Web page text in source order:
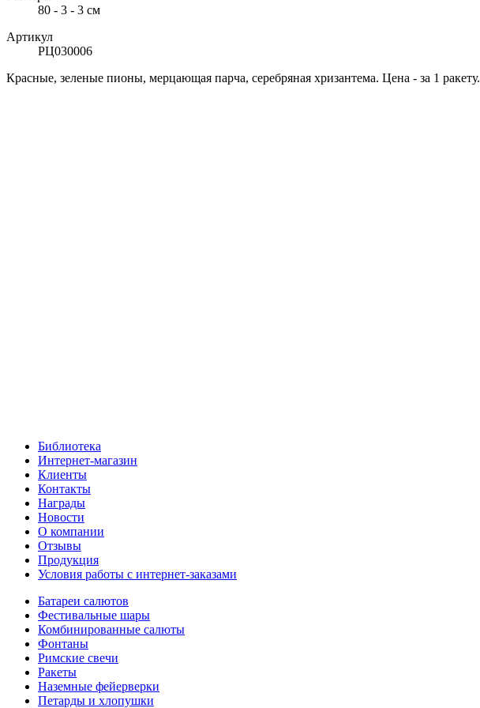
80 - 3 - 3 см
Артикул
РЦ030006
Красные, зеленые пионы, мерцающая парча, серебряная хризантема. Цена - за 1 ракету.
Библиотека
Интернет-магазин
Клиенты
Контакты
Награды
Новости
О компании
Отзывы
Продукция
Условия работы с интернет-заказами
Батареи салютов
Фестивальные шары
Комбинированные салюты
Фонтаны
Римские свечи
Ракеты
Наземные фейерверки
Петарды и хлопушки